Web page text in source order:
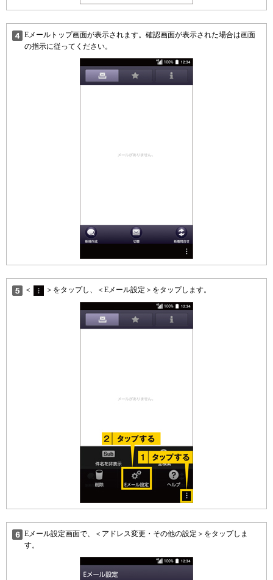
Eメールトップ画面が表示されます。確認画面が表示された場合は画面
の指示に従ってください。
＜ ＞をタップし、＜Eメール設定＞をタップします。
Eメール設定画面で、＜アドレス変更・その他の設定＞をタップしま
す。